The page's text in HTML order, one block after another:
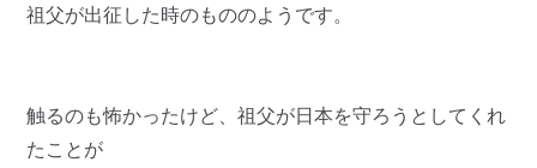
祖父が出征した時のもののようです。
触るのも怖かったけど、祖父が日本を守ろうとしてくれ
たことが